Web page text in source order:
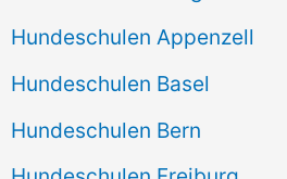
Hundeschulen Appenzell
Hundeschulen Basel
Hundeschulen Bern